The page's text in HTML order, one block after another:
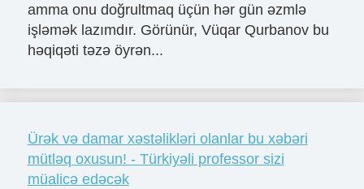
amma onu doğrultmaq üçün hər gün əzmlə
işləmək lazımdır. Görünür, Vüqar Qurbanov bu
həqiqəti təzə öyrən...
Ürək və damar xəstəlikləri olanlar bu xəbəri
mütləq oxusun! - Türkiyəli professor sizi
müalicə edəcək